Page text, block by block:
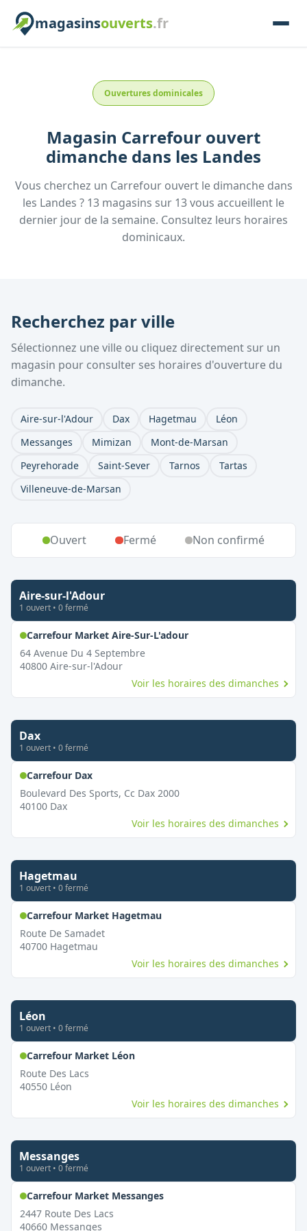
magasinsouverts.fr
Ouvertures dominicales
Magasin Carrefour ouvert
dimanche dans les Landes
Vous cherchez un Carrefourouvert le dimanche dans
les Landes ? 13 magasins sur 13vous accueillent le
dernier jour de la semaine. Consultez leurs horaires
dominicaux.
Recherchez par ville
Sélectionnez une ville ou cliquez directement sur un
magasin pour consulter ses horaires d'ouverture du
dimanche.
Aire-sur-l'Adour Dax Hagetmau
Léon
Messanges
Mimizan
Mont-de-Marsan
Peyrehorade
Saint-Sever Tarnos
Tartas
Villeneuve-de-Marsan
Ouvert Fermé Non confirmé
Aire-sur-l'Adour
1 ouvert • 0fermé
Carrefour Market Aire-Sur-L'adour,
64 Avenue Du 4 Septembre
40800 Aire-sur-l'Adour
Voir les horaires des dimanches
Dax
1 ouvert • 0fermé
Carrefour Dax,
Boulevard Des Sports, Cc Dax 2000
40100 Dax
Voir les horaires des dimanches
Hagetmau
1 ouvert • 0fermé
Carrefour Market Hagetmau,
Route De Samadet
40700 Hagetmau
Voir les horaires des dimanches
Léon
1 ouvert • 0fermé
Carrefour Market Léon,
Route Des Lacs
40550 Léon
Voir les horaires des dimanches
Messanges
1 ouvert • 0fermé
Carrefour Market Messanges,
2447 Route Des Lacs
40660 Messanges